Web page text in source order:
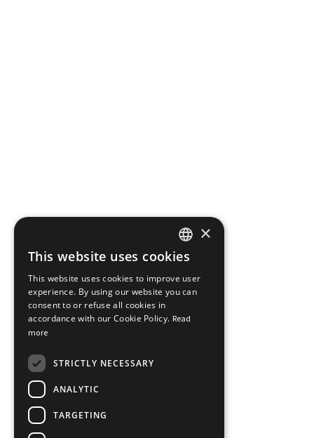
FRENCH
ENGLISH
×
This website uses cookies
This website uses cookies to improve user
experience. By using our website you can
consent to or refuse all cookies in
accordance with our Cookie Policy. Read
more
STRICTLY NECESSARY
ANALYTIC
TARGETING